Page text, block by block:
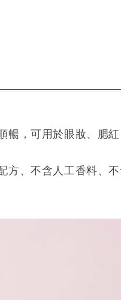
暢，可用於眼妝、腮
方、不含人工香料、